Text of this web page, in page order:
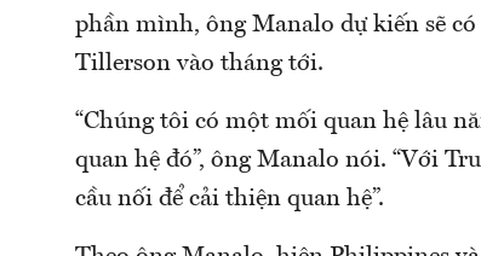
phần mình, ông Manalo dự kiến sẽ
Tillerson vào tháng tới.
“Chúng tôi có một mối quan hệ lâu
quan hệ đó”, ông Manalo nói. “Với
cầu nối để cải thiện quan hệ”.